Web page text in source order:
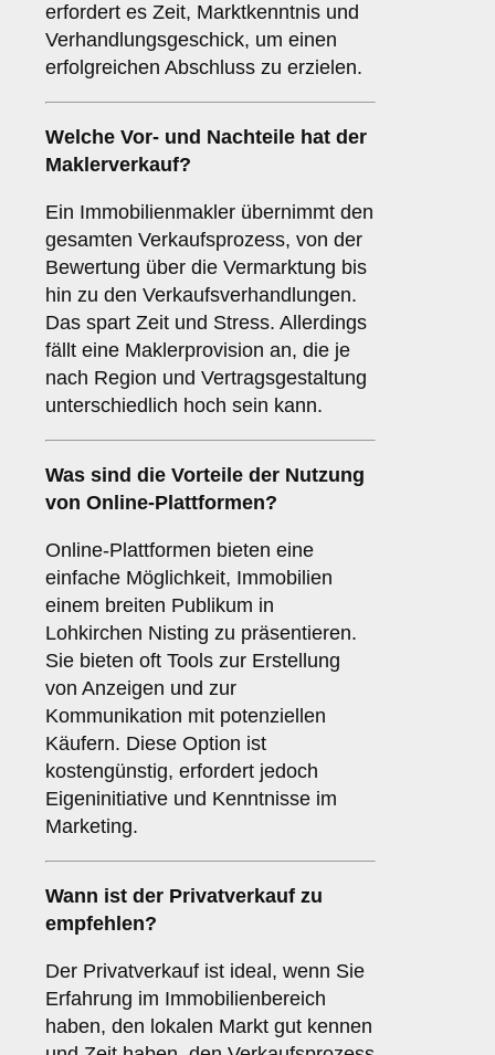
erfordert es Zeit, Marktkenntnis und
Verhandlungsgeschick, um einen
erfolgreichen Abschluss zu erzielen.
Welche Vor- und Nachteile hat der
Maklerverkauf?
Ein Immobilienmakler übernimmt den
gesamten Verkaufsprozess, von der
Bewertung über die Vermarktung bis
hin zu den Verkaufsverhandlungen.
Das spart Zeit und Stress. Allerdings
fällt eine Maklerprovision an, die je
nach Region und Vertragsgestaltung
unterschiedlich hoch sein kann.
Was sind die Vorteile der Nutzung
von Online-Plattformen?
Online-Plattformen bieten eine
einfache Möglichkeit, Immobilien
einem breiten Publikum in
Lohkirchen Nisting zu präsentieren.
Sie bieten oft Tools zur Erstellung
von Anzeigen und zur
Kommunikation mit potenziellen
Käufern. Diese Option ist
kostengünstig, erfordert jedoch
Eigeninitiative und Kenntnisse im
Marketing.
Wann ist der Privatverkauf zu
empfehlen?
Der Privatverkauf ist ideal, wenn Sie
Erfahrung im Immobilienbereich
haben, den lokalen Markt gut kennen